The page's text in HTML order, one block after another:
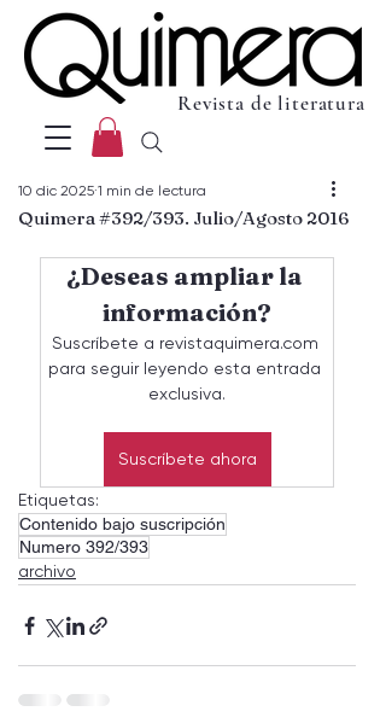
Revista de literatura
Quimera #392/393. Julio/Agosto 2016
10 dic 2025 1 min de lectura
¿Deseas ampliar la
información?
Suscríbete a revistaquimera.com
para seguir leyendo esta entrada
exclusiva.
Suscríbete ahora
Etiquetas:
Contenido bajo suscripción
Numero 392/393
archivo